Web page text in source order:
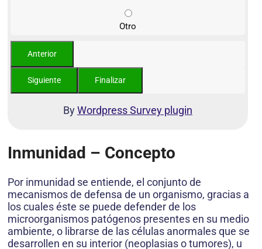
Otro
ByWordpress Survey plugin
Inmunidad – Concepto
Por inmunidad se entiende, el conjunto de
mecanismos de defensa de un organismo, gracias a
los cuales éste se puede defender de los
microorganismos patógenos presentes en su medio
ambiente, o librarse de las células anormales que se
desarrollen en su interior (neoplasias o tumores), u